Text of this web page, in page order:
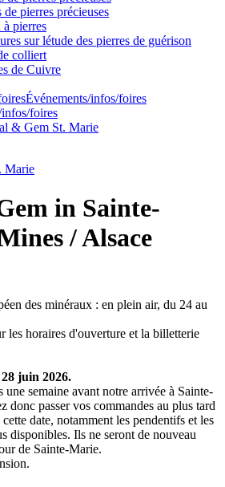
pierres précieuses
à pierres
sur létude des pierres de guérison
colliert
de Cuivre
Événements/infos/foires
foires
& Gem St. Marie
Marie
in Sainte-
/ Alsace
des minéraux : en plein air, du 24 au
les horaires d'ouverture et la billetterie
juin 2026.
une semaine avant notre arrivée à Sainte-
donc passer vos commandes au plus tard
date, notamment les pendentifs et les
disponibles. Ils ne seront de nouveau
de Sainte-Marie.